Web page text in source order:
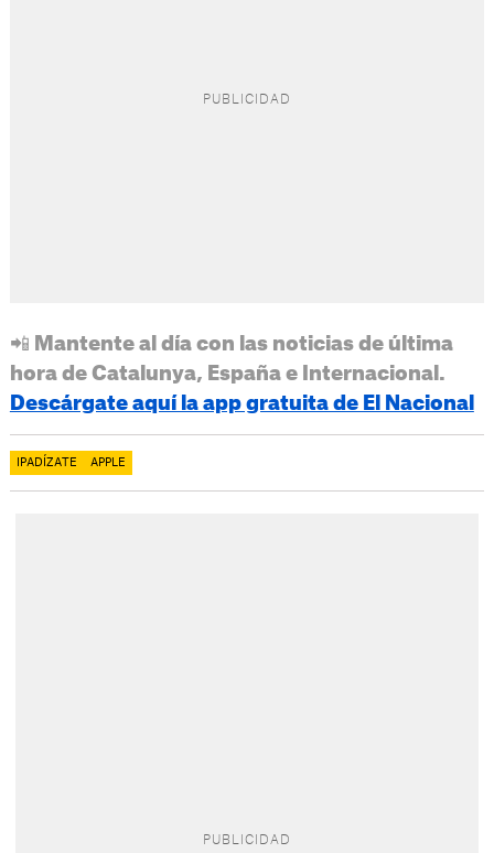
📲 Mantente al día con las noticias de última
hora de Catalunya, España e Internacional.
Descárgate aquí la app gratuita de El Nacional
IPADÍZATE APPLE